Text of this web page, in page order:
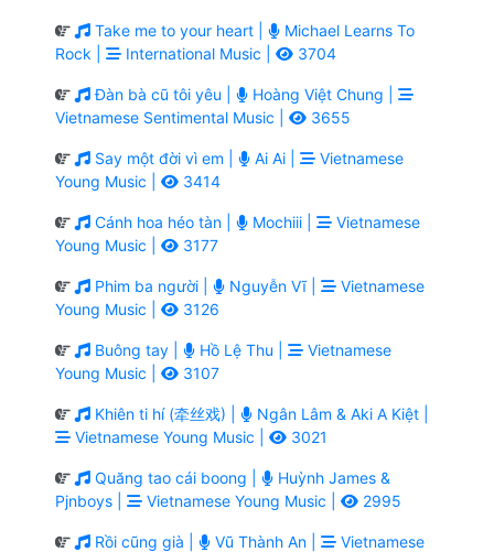
Take me to your heart |
Michael Learns To
Rock |
International Music | 3704
Đàn bà cũ tôi yêu |
Hoàng Việt Chung |
Vietnamese Sentimental Music |
3655
Say một đời vì em | Ai Ai |
Vietnamese
Young Music |
3414
Cánh hoa héo tàn | Mochiii |
Vietnamese
Young Music |
3177
Phim ba người | Nguyễn Vĩ |
Vietnamese
Young Music |
3126
Buông tay | Hồ Lệ Thu |
Vietnamese
Young Music |
3107
Khiên ti hí (牵丝戏) |
Ngân Lâm & Aki A Kiệt |
Vietnamese Young Music |
3021
Quăng tao cái boong |
Huỳnh James &
Pjnboys |
Vietnamese Young Music | 2995
Rồi cũng già | Vũ Thành An |
Vietnamese